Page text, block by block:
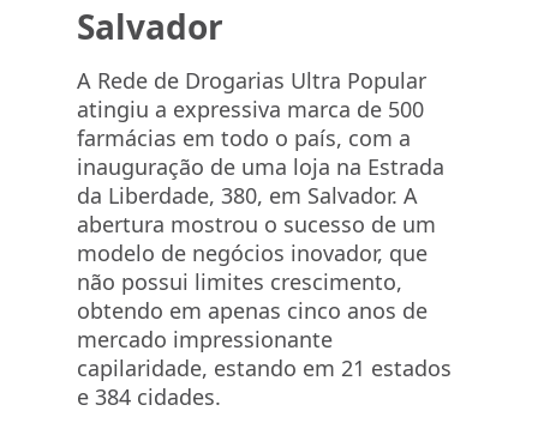
Salvador
A Rede de Drogarias Ultra Popular
atingiu a expressiva marca de 500
farmácias em todo o país, com a
inauguração de uma loja na Estrada
da Liberdade, 380, em Salvador. A
abertura mostrou o sucesso de um
modelo de negócios inovador, que
não possui limites crescimento,
obtendo em apenas cinco anos de
mercado impressionante
capilaridade, estando em 21 estados
e 384 cidades.